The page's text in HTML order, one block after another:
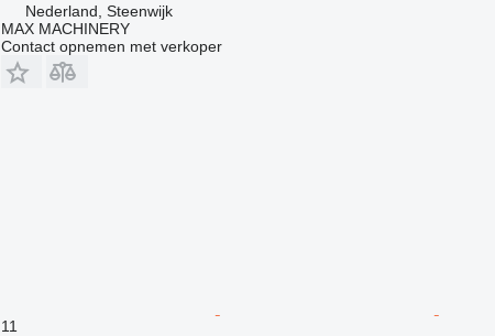
Nederland, Steenwijk
MAX MACHINERY
Contact opnemen met verkoper
11